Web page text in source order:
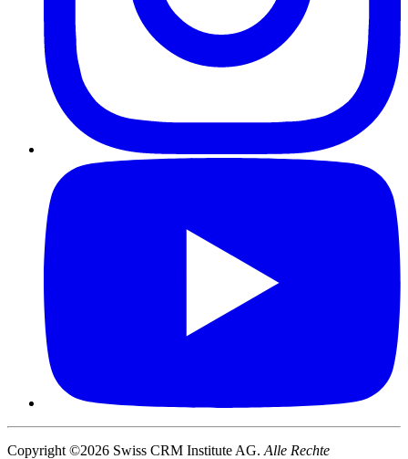
Copyright ©2026 Swiss CRM Institute AG. Alle Rechte